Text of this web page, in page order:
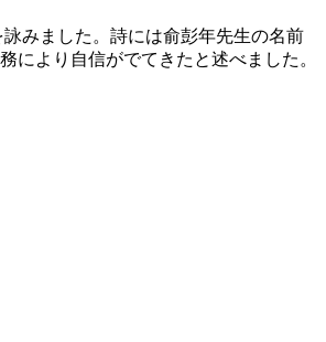
みました。詩には俞彭年先生の名前
により自信がでてきたと述べました。